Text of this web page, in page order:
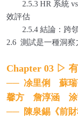
2.5.3 HR 系統 vs.
效評估
2.5.4 結論：跨領
2.6 測試是一種洞
Chapter 03 ▷
── 凃里俐 蘇
馨方 詹淳涵 涂
── 陳泉錫《前